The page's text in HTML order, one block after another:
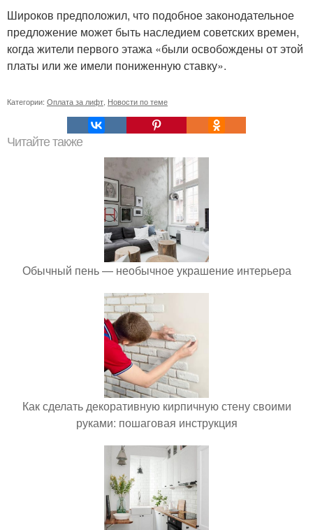
Широков предположил, что подобное законодательное
предложение может быть наследием советских времен,
когда жители первого этажа «были освобождены от этой
платы или же имели пониженную ставку».
Категории: Оплата за лифт Новости по теме
Читайте также
Обычный пень — необычное украшение интерьера
Как сделать декоративную кирпичную стену своими
руками: пошаговая инструкция